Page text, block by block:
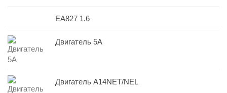
EA827 1.6
Двигатель 5A
Двигатель A14NET/NEL